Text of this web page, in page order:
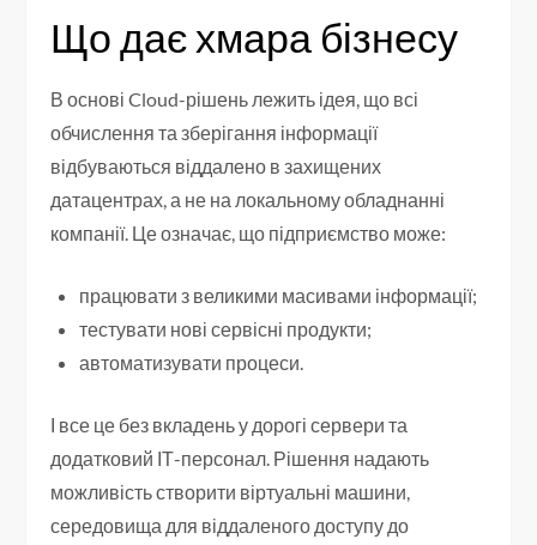
Що дає хмара бізнесу
В основі Cloud-рішень лежить ідея, що всі
обчислення та зберігання інформації
відбуваються віддалено в захищених
датацентрах, а не на локальному обладнанні
компанії. Це означає, що підприємство може:
працювати з великими масивами інформації;
тестувати нові сервісні продукти;
автоматизувати процеси.
І все це без вкладень у дорогі сервери та
додатковий ІТ-персонал. Рішення надають
можливість створити віртуальні машини,
середовища для віддаленого доступу до